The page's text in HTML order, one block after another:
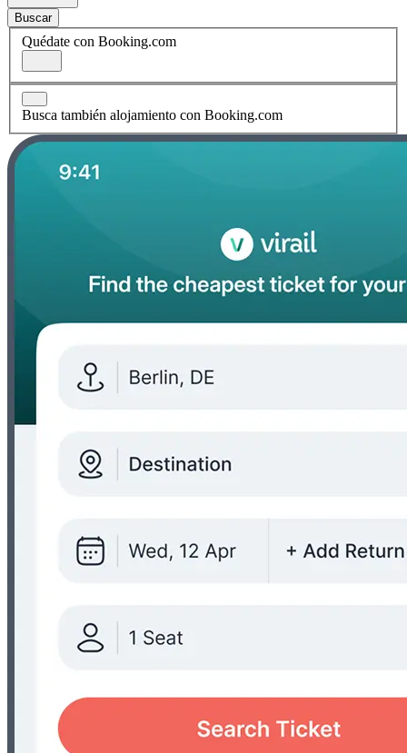
Buscar
Quédate con Booking.com
Busca también alojamiento con Booking.com